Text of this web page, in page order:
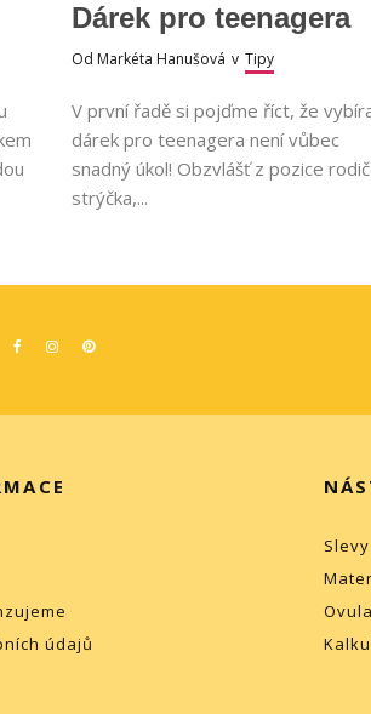
Dárek pro teenagera
Od Markéta Hanušová v Tipy
V první řadě si pojďme říct, že
dárek pro teenagera není vůbec
snadný úkol! Obzvlášť z pozice
strýčka,...
údajů